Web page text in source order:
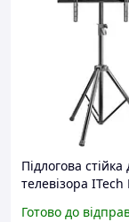
Підлогова стійка
телевізора ITech
Готово до